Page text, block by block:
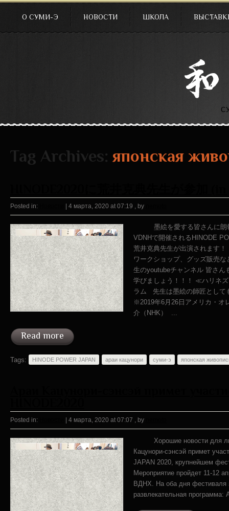
О СУМИ-Э НОВОСТИ ШКОЛА
Tag Archives: японская
Posted in: 4 марта, 2020 at 07:19 , by
墨絵を愛する皆さんに朗
VDNHで開催されるHINODE
荒井克典先生が出演されます
ワークショップ、グッズ販
生のyoutubeチャンネル 皆さん
学びましょう！！！ ≪ハリ
ラム 先生は墨絵の師匠とし
※2019年6月26日アメリカ・オ
介（NHK） ...
Read more
Tags: HINODE POWER JAPAN араи кацунори суми-э японская
Posted in: 4 марта, 2020 at 07:07 , by
Хорошие новости для
Кацунори-сэнсэй примет
JAPAN 2020, крупнейшем
Мероприятие пройдет 11-12
ВДНХ. На оба дня фестиваля
развлекательная программа: